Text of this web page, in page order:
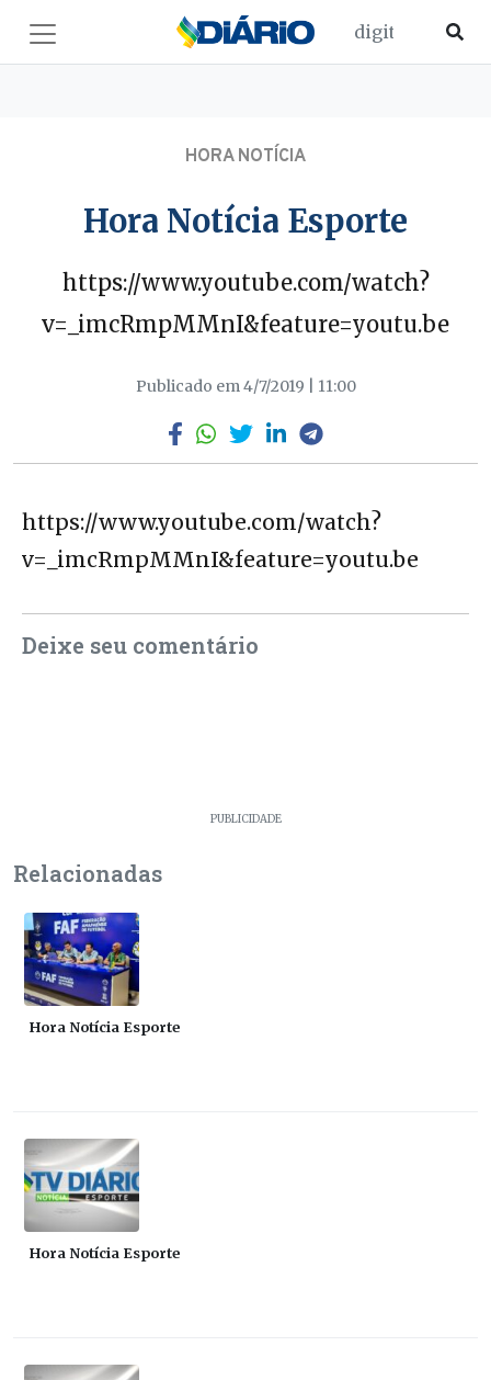
HORA NOTÍCIA
Hora Notícia Esporte
https://www.youtube.com/watch?
v=_imcRmpMMnI&feature=youtu.be
Publicado em 4/7/2019 | 11:00
https://www.youtube.com/watch?
v=_imcRmpMMnI&feature=youtu.be
Deixe seu comentário
PUBLICIDADE
Relacionadas
Hora Notícia Esporte
Hora Notícia Esporte